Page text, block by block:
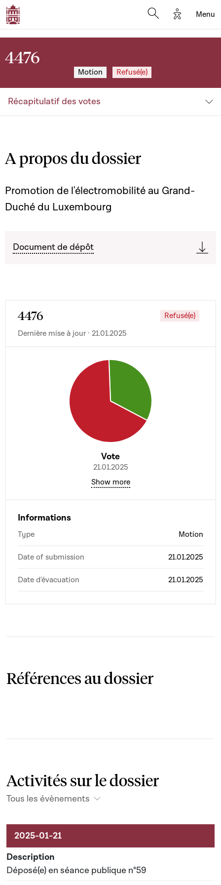
Options
Menu
4476
Motion Refusé(e)
Récapitulatif des votes
A propos du dossier
Promotion de l'électromobilité au Grand-
Duché du Luxembourg
Document de dépôt
4476
Refusé(e)
Dernière mise à jour · 21.01.2025
Vote
21.01.2025
Show more
Informations
Type Motion
Date of submission 21.01.2025
Date d'évacuation 21.01.2025
Références au dossier
Activités sur le dossier
Tous les évènements
Activités sur le dossier
Déposé(e) en séance publique n°59